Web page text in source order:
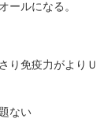
ールになる。
り免疫力がよりＵ
ない